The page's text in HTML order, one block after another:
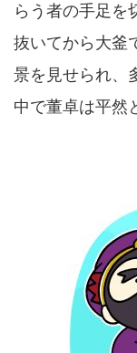
らう者の手足を
抜いてから大釜
景を見せられ、
中で董卓は平然